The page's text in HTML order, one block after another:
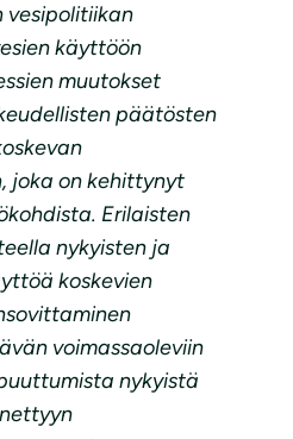
vesipolitiikan
käyttöön
muutokset
päätösten
joka on kehittynyt
Erilaisten
nykyisten ja
koskevien
voimassaoleviin
nykyistä